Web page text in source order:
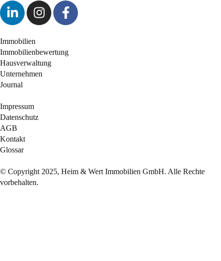
Immobilien
Immobilienbewertung
Hausverwaltung
Unternehmen
Journal
Impressum
Datenschutz
AGB
Kontakt
Glossar
© Copyright 2025, Heim & Wert Immobilien GmbH. Alle Rechte
vorbehalten.